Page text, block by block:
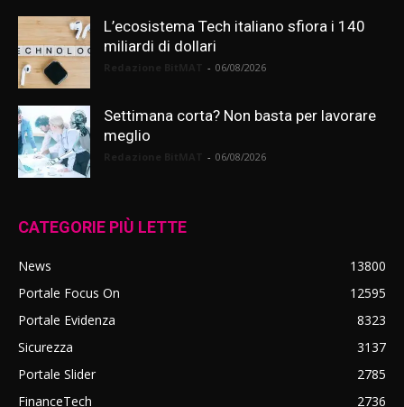
L’ecosistema Tech italiano sfiora i 140
miliardi di dollari
- 06/08/2026
Settimana corta? Non basta per lavorare
meglio
- 06/08/2026
CATEGORIE PIÙ LETTE
News
13800
Portale Focus On
12595
Portale Evidenza
8323
Sicurezza
3137
Portale Slider
2785
FinanceTech
2736